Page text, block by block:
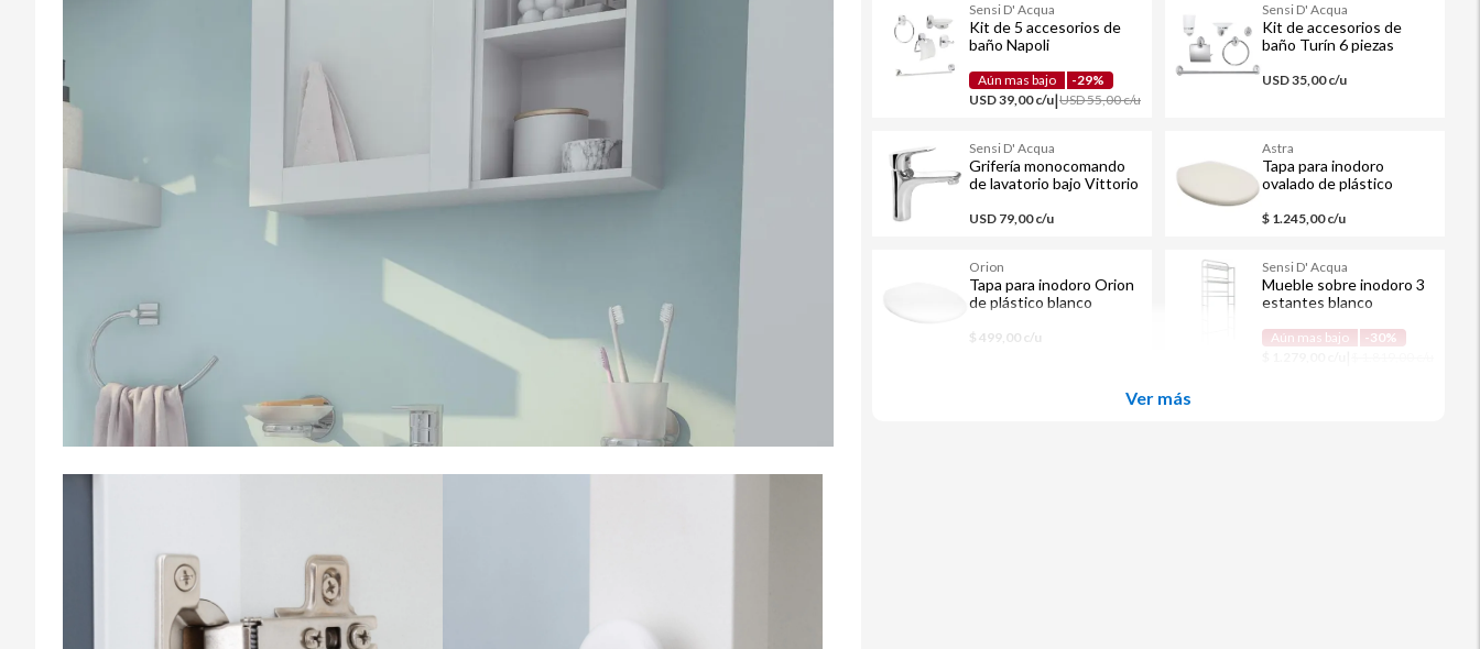
Sensi D' Acqua
Kit de 5 accesorios de
baño Napoli
Aún mas bajo
-29%
USD 39,00 c/u|USD 55,00 c/u
Sensi D' Acqua
Kit de accesorios de
baño Turín 6 piezas
USD 35,00 c/u
Sensi D' Acqua
Grifería monocomando
de lavatorio bajo Vittorio
USD 79,00 c/u
Astra
Tapa para inodoro
ovalado de plástico
$ 1.245,00 c/u
Orion
Tapa para inodoro Orion
de plástico blanco
$ 499,00 c/u
Sensi D' Acqua
Mueble sobre inodoro 3
estantes blanco
Aún mas bajo
-30%
Ver más